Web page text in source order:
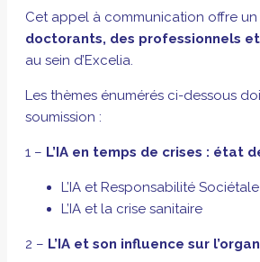
Cet appel à communication offre
doctorants, des professionnels
au sein d’Excelia.
Les thèmes énumérés ci-dessous
soumission :
1 – L’IA en temps de crises : état
L’IA et Responsabilité Sociétale
L’IA et la crise sanitaire
2 – L’IA et son influence sur